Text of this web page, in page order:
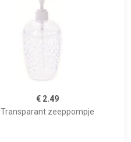
€ 2.49
Transparant zeeppompje